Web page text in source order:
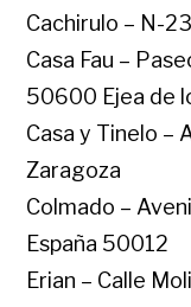
Cachirulo – N-
Casa Fau –
50600 Ejea de
Casa y Tinelo –
Zaragoza
Colmado –
España 50012
Erian – Calle